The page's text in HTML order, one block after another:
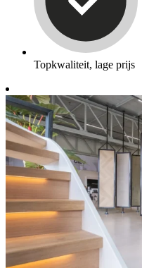
Topkwaliteit, lage prijs